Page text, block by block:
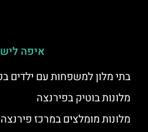
איפה
בתי מלון למשפחות עם ילדים
מלונות בוטיק בפירנצה
מלונות מומלצים במרכז פירנצה